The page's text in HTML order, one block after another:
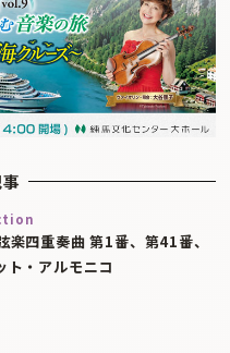
楽四重奏曲 第1番、第41番、
ト・アルモニコ